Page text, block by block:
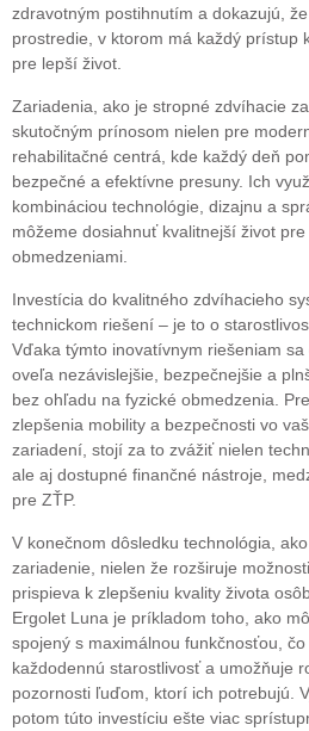
zdravotným postihnutím a dokazujú,
prostredie, v ktorom má každý prístup
pre lepší život.
Zariadenia, ako je stropné zdvíhacie
skutočným prínosom nielen pre
rehabilitačné centrá, kde každý deň
bezpečné a efektívne presuny. Ich
kombináciou technológie, dizajnu a
môžeme dosiahnuť kvalitnejší život
obmedzeniami.
Investícia do kvalitného zdvíhacieho
technickom riešení – je to o
Vďaka týmto inovatívnym riešeniam
oveľa nezávislejšie, bezpečnejšie a
bez ohľadu na fyzické obmedzenia.
zlepšenia mobility a bezpečnosti vo
zariadení, stojí za to zvážiť nielen
ale aj dostupné finančné nástroje,
pre ZŤP.
V konečnom dôsledku technológia,
zariadenie, nielen že rozširuje
prispieva k zlepšeniu kvality života
Ergolet Luna je príkladom toho, ako
spojený s maximálnou funkčnosťou,
každodennú starostlivosť a umožňuje
pozornosti ľuďom, ktorí ich potrebujú.
potom túto investíciu ešte viac